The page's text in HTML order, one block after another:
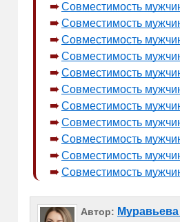
Совместимость
Совместимость
Совместимость
Совместимость
Совместимость
Совместимость
Совместимость
Совместимость
Совместимость
Совместимость
Совместимость
Автор: